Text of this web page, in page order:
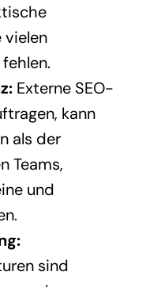
vielen
Externe SEO-
kann
als der
Teams,
und
sind